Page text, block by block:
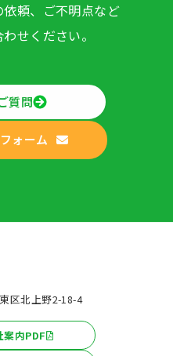
頼、ご不明点など
せください。
質問
ォーム
区北上野2-18-4
案内PDF